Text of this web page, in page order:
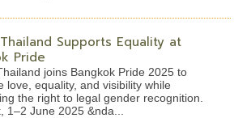
Thailand Supports Equality at
Pride
joins Bangkok Pride 2025 to
love, equality, and visibility while
the right to legal gender recognition.
1–2 June 2025 &nda...